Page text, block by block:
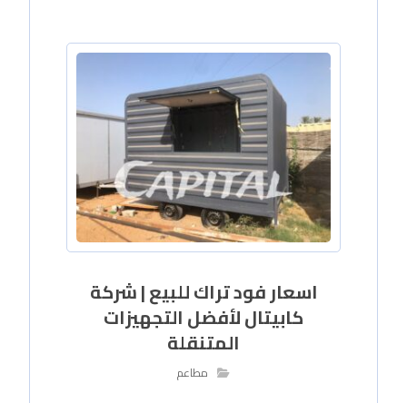
اسعار فود تراك للبيع | شركة
كابيتال لأفضل التجهيزات
المتنقلة
مطاعم